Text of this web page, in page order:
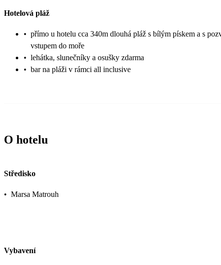
Hotelová pláž
• přímo u hotelu cca 340m dlouhá pláž s bílým pískem a s
vstupem do moře
• lehátka, slunečníky a osušky zdarma
• bar na pláži v rámci all inclusive
O hotelu
Středisko
• Marsa Matrouh
Vybavení